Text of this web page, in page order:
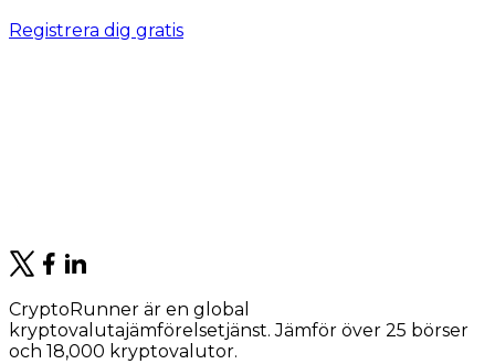
Registrera dig gratis
CryptoRunner är en global
kryptovalutajämförelsetjänst. Jämför över 25 börser
och 18,000 kryptovalutor.